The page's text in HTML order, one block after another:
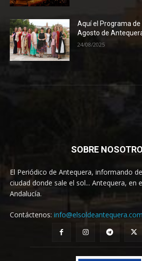
Aquí el Programa de
Agosto de
24/08/2025
SOBRE
El Periódico de Antequera, informando
ciudad donde sale el sol... Antequera, en
Andalucía.
Contáctenos: info@elsoldeantequera.com